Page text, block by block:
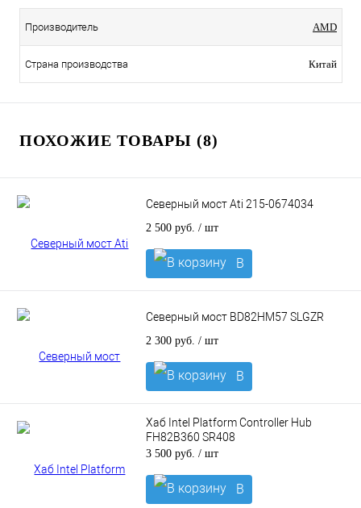
Производитель AMD
Страна производства Китай
ПОХОЖИЕ ТОВАРЫ (8)
Северный мост Ati 215-0674034
2 500 руб. / шт
В
корзину
Северный мост BD82HM57 SLGZR
2 300 руб. / шт
В
корзину
Хаб Intel Platform Controller Hub
FH82B360 SR408
3 500 руб. / шт
В